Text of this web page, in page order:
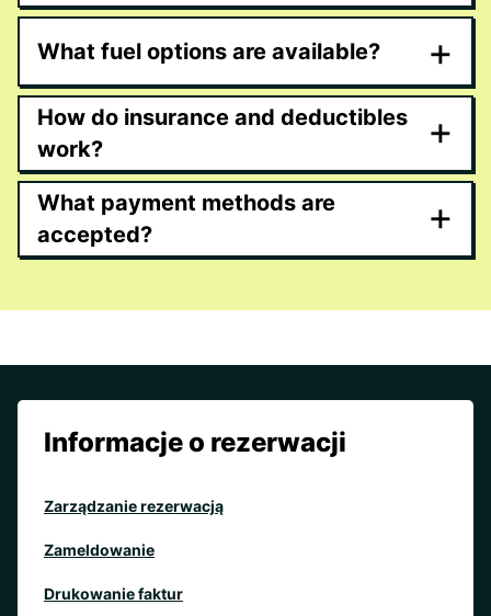
What fuel options are available? +
How do insurance and deductibles
work?
+
What payment methods are
accepted?
+
Informacje o rezerwacji
Zarządzanie rezerwacją
Zameldowanie
Drukowanie faktur